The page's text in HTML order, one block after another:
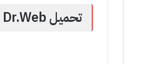
تحميل Download Dr.Web